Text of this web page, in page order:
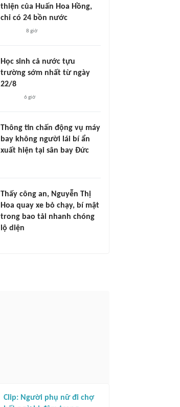
thiện của Huấn Hoa Hồng,
chỉ có 24 bồn nước
8 giờ
Học sinh cả nước tựu
trường sớm nhất từ ngày
22/8
6 giờ
Thông tin chấn động vụ máy
bay không người lái bí ẩn
xuất hiện tại sân bay Đức
Thấy công an, Nguyễn Thị
Hoa quay xe bỏ chạy, bí mật
trong bao tải nhanh chóng
lộ diện
Clip: Người phụ nữ đi chợ